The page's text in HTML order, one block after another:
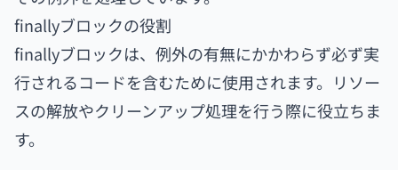
finallyブロックの役割
finallyブロックは、例外の有無にかかわらず必ず実
行されるコードを含むために使用されます。リソー
スの解放やクリーンアップ処理を行う際に役立ちま
す。